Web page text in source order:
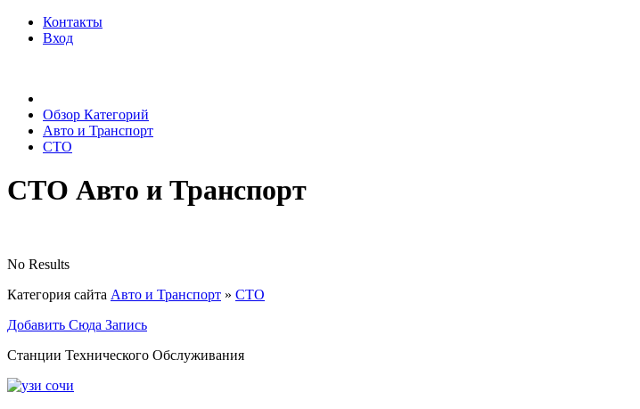
Контакты
Вход
Обзор Категорий
Авто и Транспорт
СТО
СТО Авто и Транспорт
No Results
Категория сайта Авто и Транспорт » СТО
Добавить Сюда Запись
Станции Технического Обслуживания